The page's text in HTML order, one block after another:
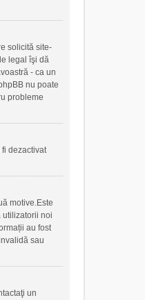
solicită site-
legal îşi dă
- ca un
nu poate
probleme
dezactivat
motive.Este
utilizatorii noi
au fost
sau
un